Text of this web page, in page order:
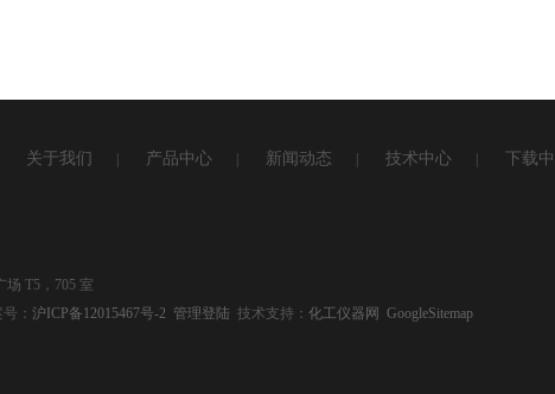
关于我们 产品中心 新闻动态 技术中心 下载
T5，705 室
： 沪ICP备12015467号-2 管理登陆 技术支持： 化工仪器网 GoogleSitemap